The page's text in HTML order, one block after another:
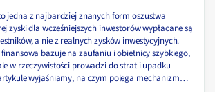
jedna z najbardziej znanych form oszustwa
zyski dla wcześniejszych inwestorów wypłacane są
a nie z realnych zysków inwestycyjnych.
bazuje na zaufaniu i obietnicy szybkiego,
w rzeczywistości prowadzi do strat i upadku
wyjaśniamy, na czym polega mechanizm